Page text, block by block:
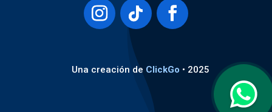
Una creación de ClickGo • 2025